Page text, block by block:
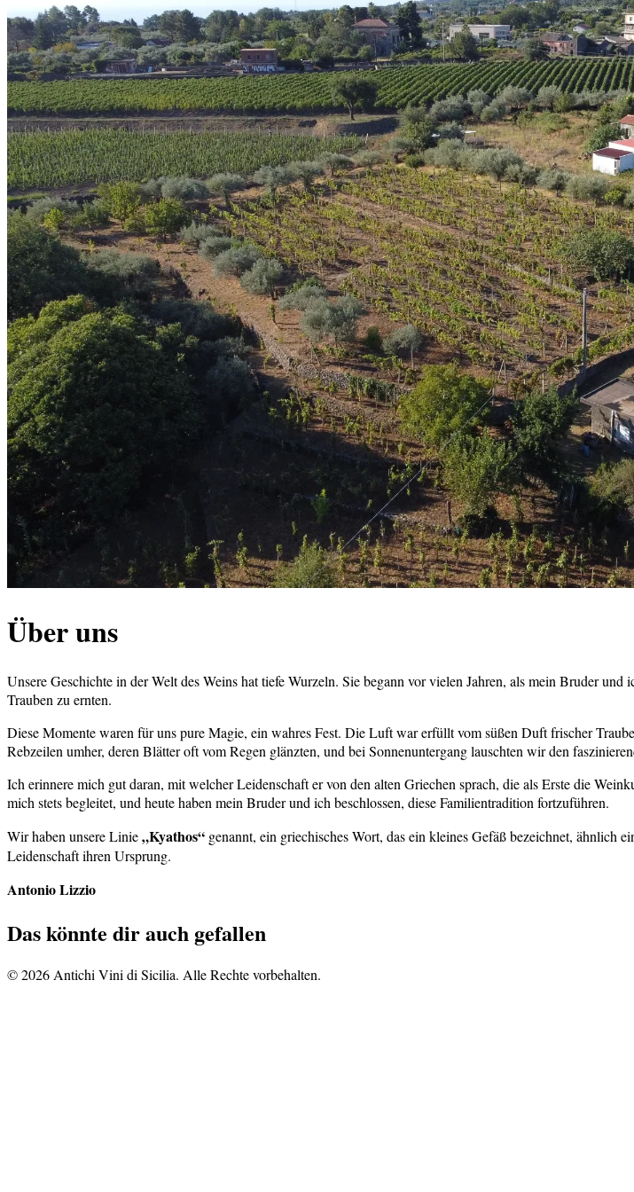
Über uns
Unsere Geschichte in der Welt des Weins hat tiefe Wurzeln. Sie begann vor vielen Jahren, als mein Bruder
Trauben zu ernten.
Diese Momente waren für uns pure Magie, ein wahres Fest. Die Luft war erfüllt vom süßen Duft frischer
Rebzeilen umher, deren Blätter oft vom Regen glänzten, und bei Sonnenuntergang lauschten wir den
Ich erinnere mich gut daran, mit welcher Leidenschaft er von den alten Griechen sprach, die als Erste die
mich stets begleitet, und heute haben mein Bruder und ich beschlossen, diese Familientradition fortzuführen.
Wir haben unsere Linie„Kyathos“ genannt, ein griechisches Wort, das ein kleines Gefäß bezeichnet, ähnlich
Leidenschaft ihren Ursprung.
Antonio Lizzio
Das könnte dir auch gefallen
© 2026 Antichi Vini di Sicilia. Alle Rechte vorbehalten.